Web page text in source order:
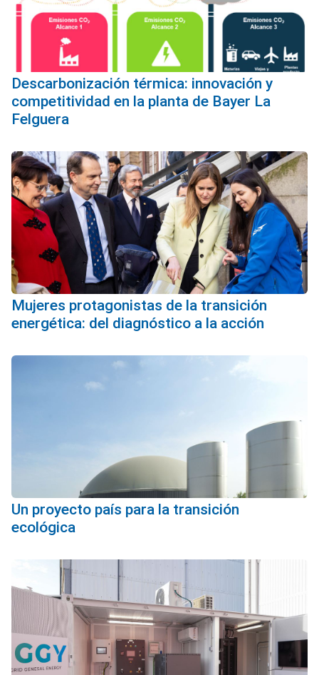
Descarbonización térmica: innovación y
competitividad en la planta de Bayer La
Felguera
Mujeres protagonistas de la transición
energética: del diagnóstico a la acción
Un proyecto país para la transición
ecológica